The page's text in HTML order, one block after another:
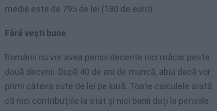
medie este de 795 de lei (180 de euro).
Fără veşti bune
Românii nu vor avea pensii decente nici măcar peste
două decenii. După 40 de ani de muncă, abia dacă vor
primi câteva sute de lei pe lună. Toate calculele arată
că nici contribuţiile la stat şi nici banii daţi la pensiile